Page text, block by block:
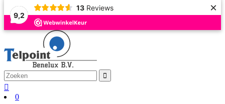
9,2
13 Reviews ×
0